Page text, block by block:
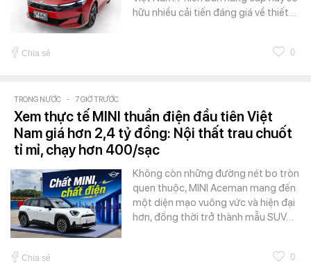
hữu nhiều cải tiến đáng giá về thiết…
Chia sẻ 0
TRONG NƯỚC - 7 GIỜ TRƯỚC
Xem thực tế MINI thuần điện đầu tiên Việt
Nam giá hơn 2,4 tỷ đồng: Nội thất trau chuốt
tỉ mỉ, chạy hơn 400/sạc
Không còn những đường nét bo tròn
quen thuộc, MINI Aceman mang đến
một diện mạo vuông vức và hiện đại
hơn, đồng thời trở thành mẫu SUV…
Chia sẻ 0